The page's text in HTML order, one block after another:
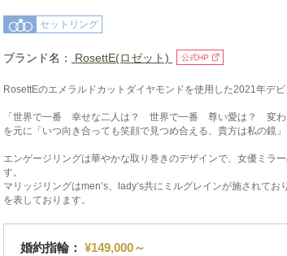
セットリング
ブランド名： RosettE(ロゼット) 公式HP
RosettEのエメラルドカットダイヤモンドを使用した2021年デビ
「世界で一番 幸せな二人は？ 世界で一番 尊い愛は？ 変わ
を元に「いつ向き合っても笑顔で見つめ合える、貴方は私の鏡
エンゲージリングは華やかな取り巻きのデザインで、女優ミラ
す。
マリッジリングはmen’s、lady’s共にミルグレインが施されて
を表しております。
婚約指輪： ¥149,000～